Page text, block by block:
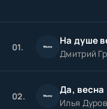
01. На душе
Дмитрий
02. Да, весна
Илья Дуров